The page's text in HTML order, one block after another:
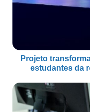
Projeto
estudantes da